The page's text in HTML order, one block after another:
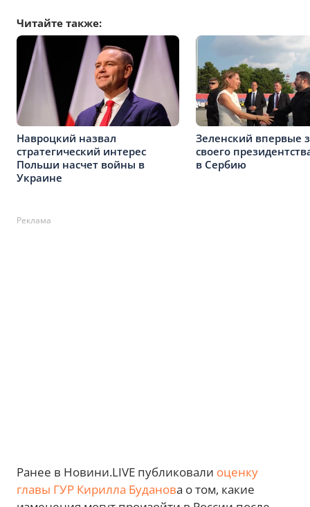
Читайте также:
Навроцкий назвал
стратегический интерес
Польши насчет войны в
Украине
Зеленский впервые
своего
в Сербию
Реклама
Ранее в Новини.LIVE публиковали оценку
главы ГУР Кирилла Буданова о том, какие